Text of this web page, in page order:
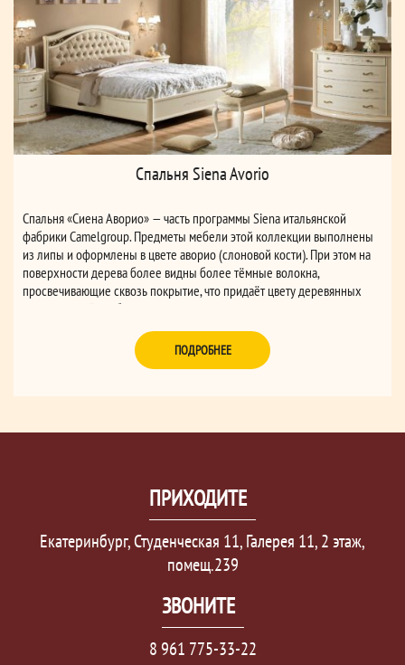
Спальня Siena Avorio
Спальня «Сиена Аворио» — часть программы Siena итальянской
фабрики Camelgroup. Предметы мебели этой коллекции выполнены
из липы и оформлены в цвете аворио (слоновой кости). При этом на
поверхности дерева более видны более тёмные волокна,
просвечивающие сквозь покрытие, что придаёт цвету деревянных
поверхностей особую теплоту.
ПОДРОБНЕЕ
ПРИХОДИТЕ
Екатеринбург, Студенческая 11, Галерея 11, 2 этаж,
помещ.239
ЗВОНИТЕ
8 961 775-33-22